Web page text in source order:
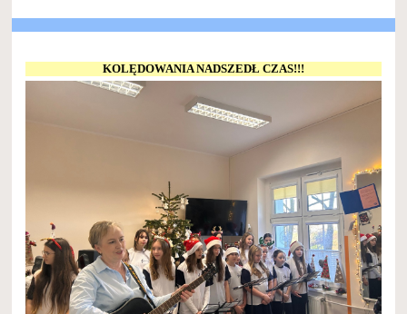
KOLĘDOWANIA NADSZEDŁ CZAS!!!